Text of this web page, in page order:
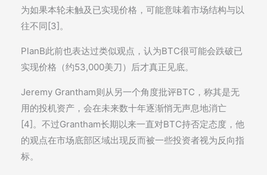
为如果本轮未触及已实现价格，可能意味着市场结构与以
往不同[3]。
PlanB此前也表达过类似观点，认为BTC很可能会跌破已
实现价格（约53,000美刀）后才真正见底。
Jeremy Grantham则从另一个角度批评BTC，称其是无
用的投机资产，会在未来数十年逐渐悄无声息地消亡
[4]。不过Grantham长期以来一直对BTC持否定态度，他
的观点在市场底部区域出现反而被一些投资者视为反向指
标。